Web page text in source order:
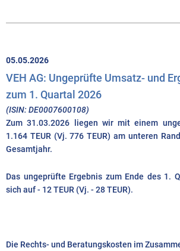
05.05.2026
VEH AG: Ungeprüfte Umsatz- und
zum 1. Quartal 2026
(ISIN: DE0007600108)
Zum 31.03.2026 liegen wir mit einem
1.164 TEUR (Vj. 776 TEUR) am unteren
Gesamtjahr.
Das ungeprüfte Ergebnis zum Ende des 1.
sich auf - 12 TEUR (Vj. - 28 TEUR).
Die Rechts- und Beratungskosten im